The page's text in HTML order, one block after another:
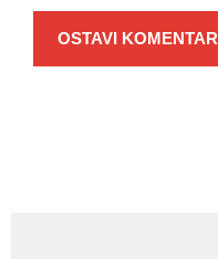
OSTAVI KOMENTAR